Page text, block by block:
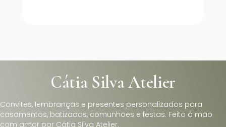
Cátia Silva Atelier
Convites, lembranças e presentes personalizados para
casamentos, batizados, comunhões e festas. Feito à mão
com amor por Cátia Silva Atelier.